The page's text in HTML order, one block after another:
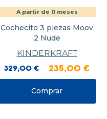
A partir de 0 meses
Cochecito 3 piezas Moov
2 Nude
KINDERKRAFT
329,00 € 235,00 €
Comprar